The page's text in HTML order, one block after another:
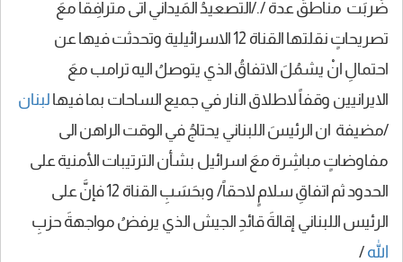
ضَربَت مناطقَ عدة /./التصعيدُ المَيداني اتى مترافِقاً معَ
تصريحاتٍ نقلتها القناة 12 الاسرائيلية وتحدثت فيها عن
احتمالِ انْ يشمُلَ الاتفاقُ الذي يتوصلُ اليه ترامب معَ
الايرانيين وقفاً لاطلاق النار في جميع الساحات بما فيها لبنان
/مضيفة ان الرئيسَ اللبناني يحتاجُ في الوقت الراهن الى
مفاوضاتٍ مباشِرة معَ اسرائيل بشأن الترتيبات الأمنية على
الحدود ثم اتفاقِ سلامٍ لاحقاً/ وبحَسَبِ القناة 12 فإنَّ على
الرئيس اللبناني إقالةَ قائدِ الجيش الذي يرفضُ مواجهةَ حزبِ
الله /